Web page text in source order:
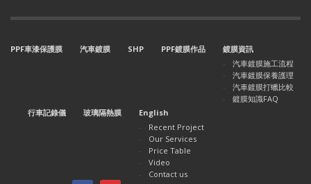
PPF車漆保護膜 汽車鍍膜 SHP PPF鍍膜作品
鍍膜資訊
汽車鍍膜施工流程
汽車鍍膜保養護理
汽車鍍膜打蠟比較
鍍膜知識FAQ
行車記錄儀
玻璃隔熱膜
English
Recent Project
Our Services
Price Table
Video
Contact us